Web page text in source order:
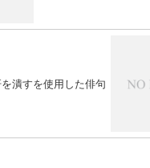
を潰すを使用した俳句